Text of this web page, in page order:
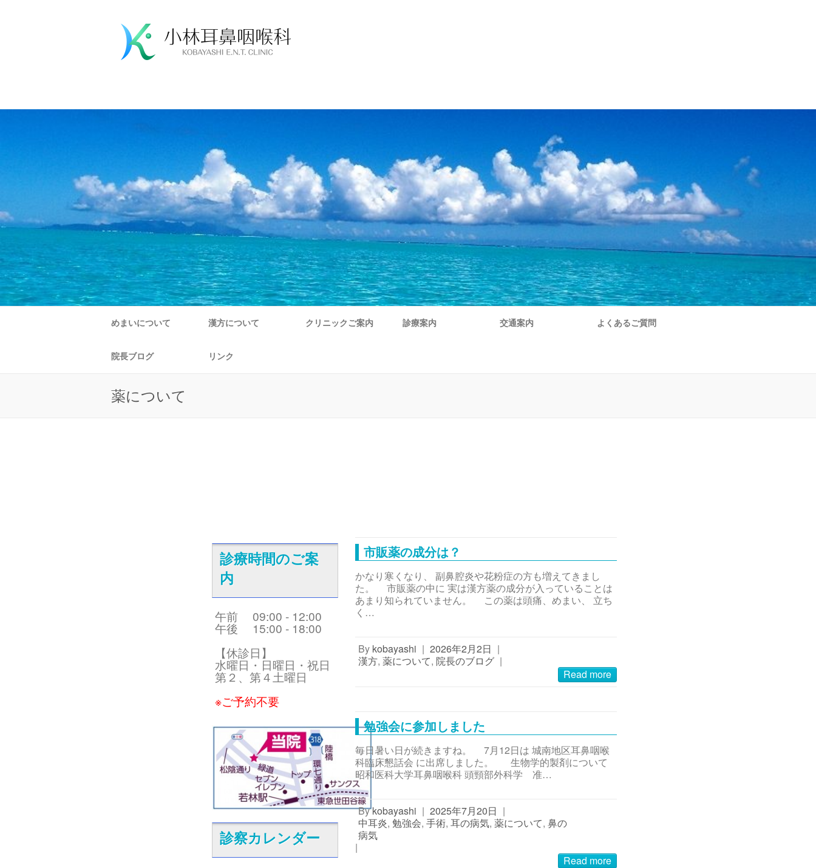
めまいについて 漢方について クリニックご案内 診療案内 交通案内 よくあるご質問
院長ブログ リンク
薬について
診療時間のご案
内
午前 09:00 - 12:00
午後 15:00 - 18:00
【休診日】
水曜日・日曜日・祝日
第２、第４土曜日
※ご予約不要
診察カレンダー
市販薬の成分は？
かなり寒くなり、 副鼻腔炎や花粉症の方も増えてきまし
た。 市販薬の中に 実は漢方薬の成分が入っていることは
あまり知られていません。 この薬は頭痛、めまい、 立ち
く…
By kobayashi | 2026年2月2日 |
漢方,薬について, 院長のブログ |
Read more
勉強会に参加しました
毎日暑い日が続きますね。 7月12日は 城南地区耳鼻咽喉
科臨床懇話会 に出席しました。 生物学的製剤について
昭和医科大学耳鼻咽喉科 頭頸部外科学 准…
Bykobayashi | 2025年7月20日 |
中耳炎,勉強会,手術,耳の病気,薬について,鼻の
病気
|
Read more